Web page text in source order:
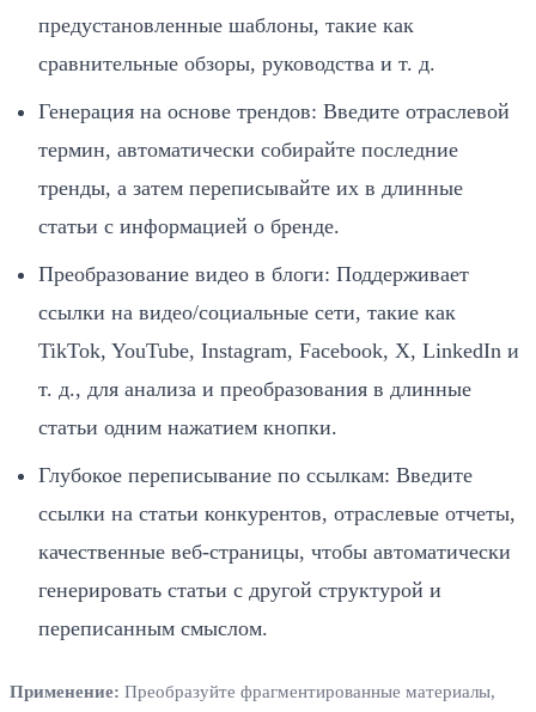
предустановленные шаблоны, такие как
сравнительные обзоры, руководства и т. д.
Генерация на основе трендов: Введите отраслевой
термин, автоматически собирайте последние
тренды, а затем переписывайте их в длинные
статьи с информацией о бренде.
Преобразование видео в блоги: Поддерживает
ссылки на видео/социальные сети, такие как
TikTok, YouTube, Instagram, Facebook, X, LinkedIn и
т. д., для анализа и преобразования в длинные
статьи одним нажатием кнопки.
Глубокое переписывание по ссылкам: Введите
ссылки на статьи конкурентов, отраслевые отчеты,
качественные веб-страницы, чтобы автоматически
генерировать статьи с другой структурой и
переписанным смыслом.
Применение: Преобразуйте фрагментированные материалы,